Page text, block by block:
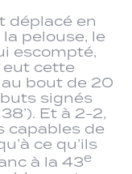
déplacé en
pelouse, le
escompté,
eut cette
bout de 20
signés
Et à 2-2,
capables de
ce qu’ils
à la 43e